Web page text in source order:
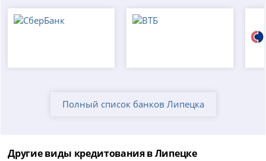
Полный список банков Липецка
Другие виды кредитования в Липецке